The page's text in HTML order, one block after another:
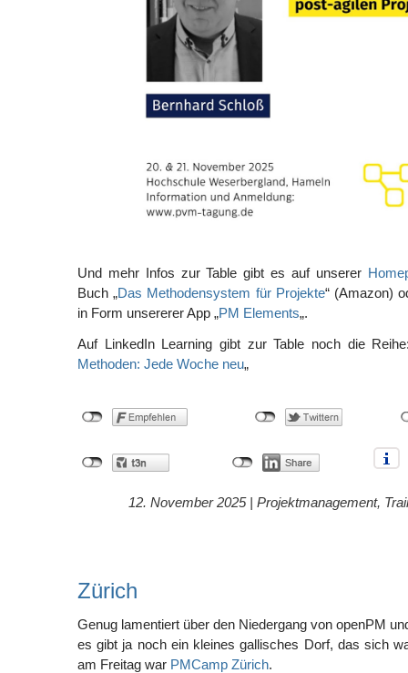
Und mehr Infos zur Table gibt es auf unserer
Buch „Das Methodensystem für Projekte“ (Amazon)
in Form unsererer App „PM Elements„.
Auf LinkedIn Learning gibt zur Table noch die
Methoden: Jede Woche neu„
12. November 2025 | Projektmanagement,
Zürich
Genug lamentiert über den Niedergang von openPM
es gibt ja noch ein kleines gallisches Dorf, das sich
am Freitag war PMCamp Zürich.